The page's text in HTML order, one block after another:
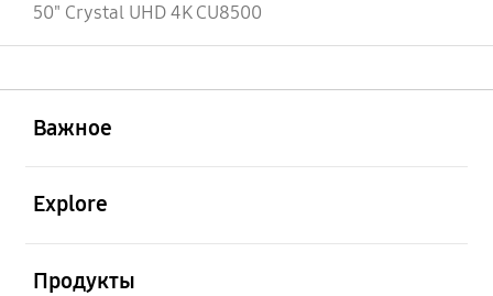
50" Crystal UHD 4K CU8500
Важное
Explore
Продукты